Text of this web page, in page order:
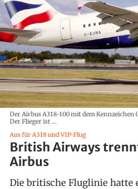
Der Airbus A318-100 mit dem Kennzeichen
Der Flieger ist ...
Aus für A318 und VIP-Flug
British Airways
Airbus
Die britische Fluglinie hatte